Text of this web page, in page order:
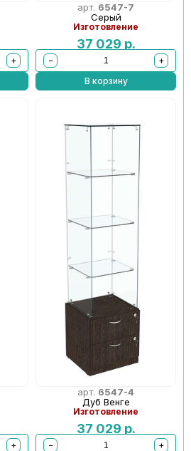
+
арт. 6547-7
Серый
Изготовление
37 029 р.
−
+
В корзину
+
арт. 6547-4
Дуб Венге
Изготовление
37 029 р.
−
+